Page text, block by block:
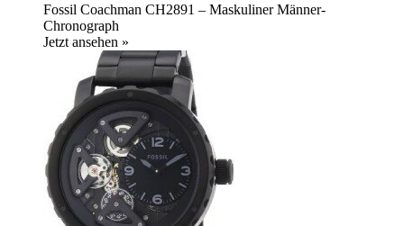
Fossil Coachman CH2891 – Maskuliner Männer-
Chronograph
Jetzt ansehen »